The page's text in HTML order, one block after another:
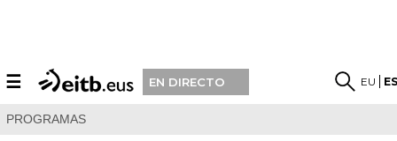
☰ EN DIRECTO EU
PROGRAMAS